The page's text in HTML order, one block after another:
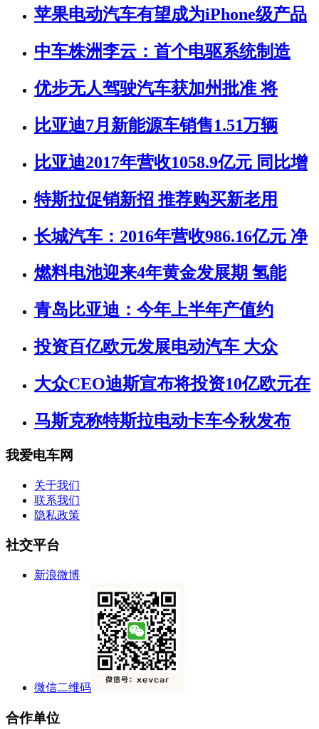
苹果电动汽车有望成为iPhone级产品
中车株洲李云：首个电驱系统制造
优步无人驾驶汽车获加州批准 将
比亚迪7月新能源车销售1.51万辆
比亚迪2017年营收1058.9亿元 同比增
特斯拉促销新招 推荐购买新老用
长城汽车：2016年营收986.16亿元 净
燃料电池迎来4年黄金发展期 氢能
青岛比亚迪：今年上半年产值约
投资百亿欧元发展电动汽车 大众
大众CEO迪斯宣布将投资10亿欧元在
马斯克称特斯拉电动卡车今秋发布
我爱电车网
关于我们
联系我们
隐私政策
社交平台
新浪微博
微信二维码
合作单位